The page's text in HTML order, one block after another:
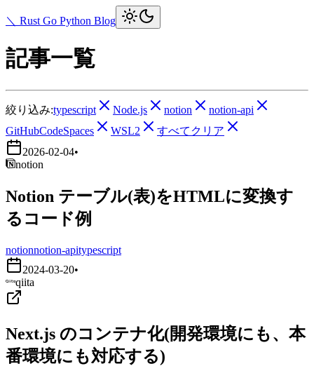
＼ Rust Go Python Blog
記事一覧
絞り込み:typescript Node.js notion
notion-api
GitHubCodeSpaces
WSL2
すべてクリア
2026-02-04•
notion
Notion テーブル(表)をHTMLに変換す
るコード例
notionnotion-apitypescript
2024-03-20•
qiita
Next.js のコンテナ化(開発環境にも、本
番環境にも対応する)